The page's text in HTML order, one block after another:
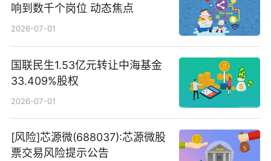
响到数千个岗位 动态焦点
2026-07-01
国联民生1.53亿元转让中海基金
33.409%股权
2026-07-01
[风险]芯源微(688037):芯源微股
票交易风险提示公告